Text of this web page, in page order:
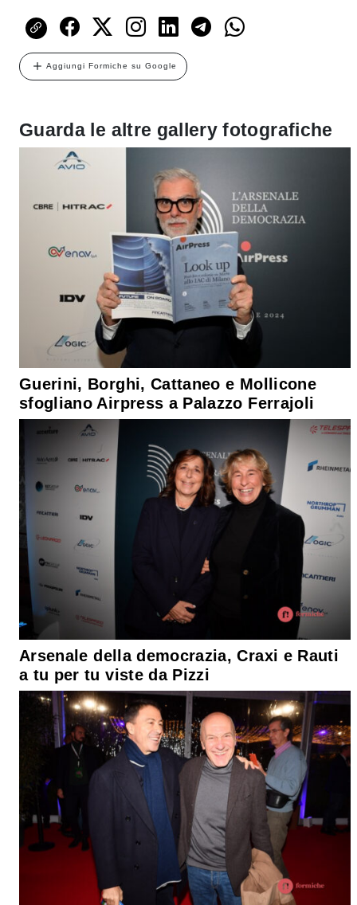
Aggiungi Formiche su Google
Guarda le altre gallery fotografiche
Guerini, Borghi, Cattaneo e Mollicone
sfogliano Airpress a Palazzo Ferrajoli
Arsenale della democrazia, Craxi e Rauti
a tu per tu viste da Pizzi